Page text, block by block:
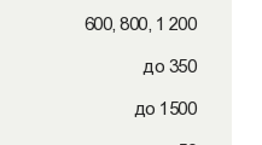
600, 800, 1 200
до 350
до 1500